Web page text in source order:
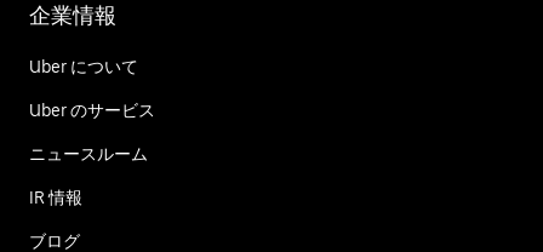
企業情報
Uber について
Uber のサービス
ニュースルーム
IR 情報
ブログ